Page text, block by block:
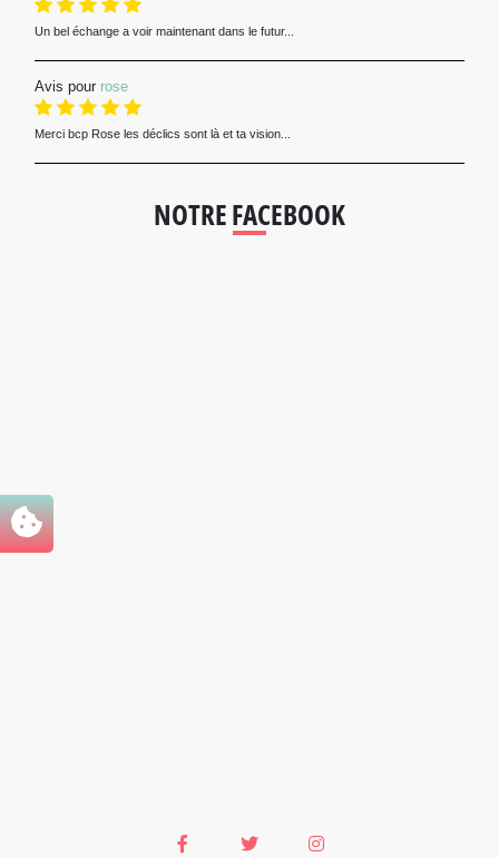
Un bel échange a voir maintenant dans le futur...
Avis pour rose
Merci bcp Rose les déclics sont là et ta vision...
NOTRE FACEBOOK